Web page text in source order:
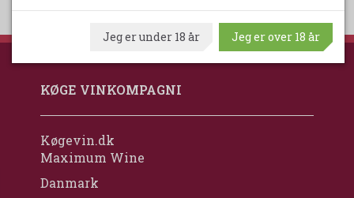
KØGE VINKOMPAGNI
Køgevin.dk
Maximum Wine
Danmark
Jeg er under 18 år Jeg er over 18 år